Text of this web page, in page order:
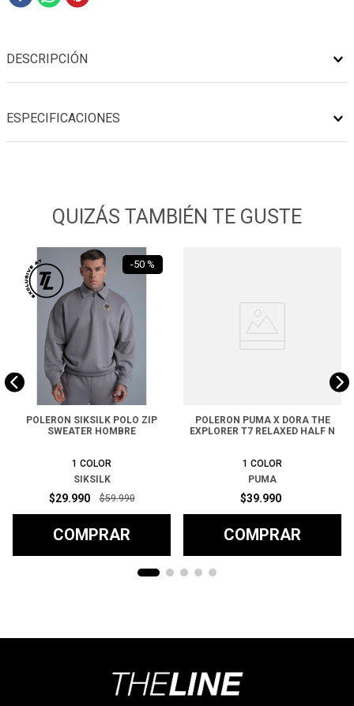
DESCRIPCIÓN
ESPECIFICACIONES
QUIZÁS TAMBIÉN TE GUSTE
-50 %
POLERON SIKSILK POLO ZIP
SWEATER HOMBRE
1 COLOR
SIKSILK
$29.990 $59.990
COMPRAR
POLERON PUMA X DORA THE
EXPLORER T7 RELAXED HALF N
1 COLOR
PUMA
$39.990
COMPRAR